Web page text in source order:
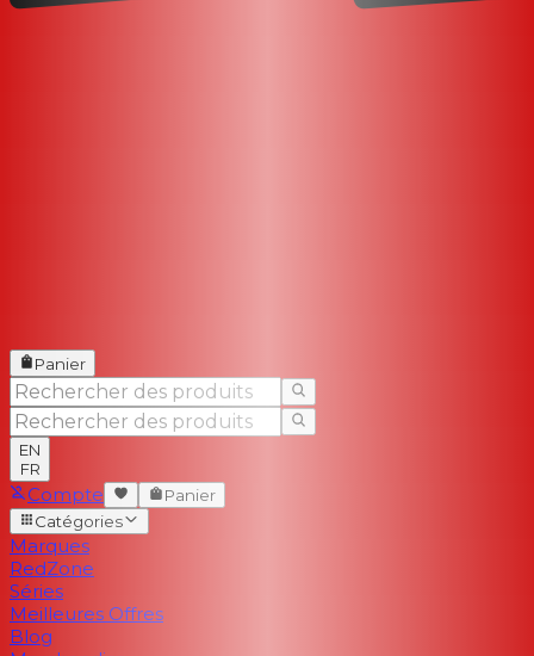
Panier
EN
FR
Compte
Panier
Catégories
Marques
RedZone
Séries
Meilleures Offres
Blog